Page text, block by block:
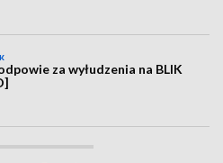
za wyłudzenia na BLIK